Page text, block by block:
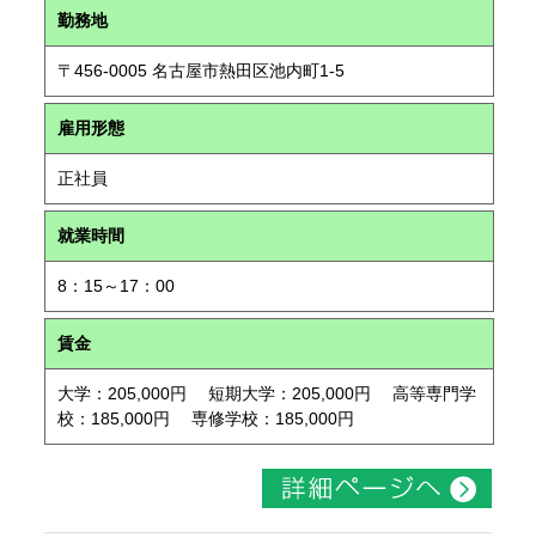
勤務地
〒456-0005 名古屋市熱田区池内町1-5
雇用形態
正社員
就業時間
8：15～17：00
賃金
大学：205,000円 短期大学：205,000円 高等専門学
校：185,000円 専修学校：185,000円